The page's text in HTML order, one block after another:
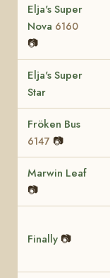
Elja's Super
Nova 6160
📷
Elja's Super
Star
Fröken Bus
6147 📷
Marwin Leaf
📷
Finally 📷